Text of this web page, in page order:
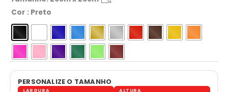
Cor : Preto
PERSONALIZE O TAMANHO
LARGURA ALTURA